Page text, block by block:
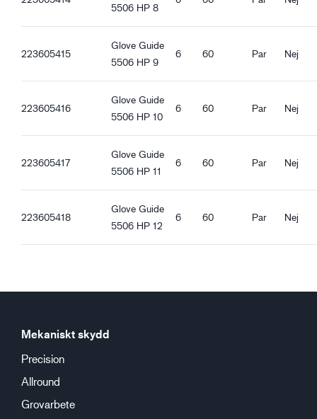
REACH kompatibel
Tight passform
Vindtät
Vattenavvisande
Pekskärmsfunktion
Bra våtgrepp
Bra snö- och isgrepp
Guide 5506_et-EE_Productsheet.pdf
5506 HP 8
223605415
Glove Guide
5506 HP 9
6 60 Par Nej
223605416
Glove Guide
5506 HP 10
6 60 Par Nej
223605417
Glove Guide
5506 HP 11
6 60 Par Nej
223605418
Glove Guide
5506 HP 12
6 60 Par Nej
Mekaniskt skydd
Precision
Allround
Grovarbete